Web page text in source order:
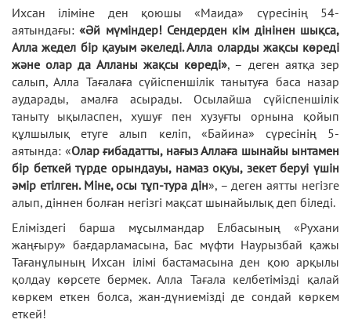
Ихсан іліміне ден қоюшы «Маида» сүресінің 54-
аятындағы: «Әй мүміндер! Сендерден кім дінінен шықса,
Алла жедел бір қауым әкеледі. Алла оларды жақсы көреді
және олар да Алланы жақсы көреді», – деген аятқа зер
салып, Алла Тағалаға сүйіспеншілік танытуға баса назар
аударады, амалға асырады. Осылайша сүйіспеншілік
таныту ықыласпен, хушуғ пен хузуғты орнына қойып
құлшылық етуге алып келіп, «Байина» сүресінің 5-
аятында: «Олар ғибадатты, нағыз Аллаға шынайы ынтамен
бір беткей түрде орындауы, намаз оқуы, зекет беруі үшін
әмір етілген. Міне, осы тұп-тура дін», – деген аятты негізге
алып, діннен болған негізгі мақсат шынайылық деп біледі.
Еліміздегі барша мұсылмандар Елбасының «Рухани
жаңғыру» бағдарламасына, Бас мүфти Наурызбай қажы
Тағанұлының Ихсан ілімі бастамасына ден қою арқылы
қолдау көрсете бермек. Алла Тағала келбетімізді қалай
көркем еткен болса, жан-дүниемізді де сондай көркем
еткей!